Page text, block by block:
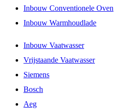
Inbouw Conventionele Oven
Inbouw Warmhoudlade
Inbouw Vaatwasser
Vrijstaande Vaatwasser
Siemens
Bosch
Aeg